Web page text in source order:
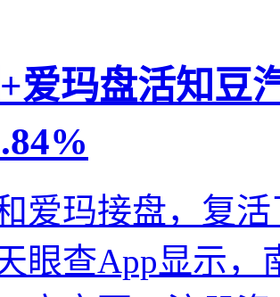
爱玛盘活知豆
爱玛接盘，复
眼查App显示